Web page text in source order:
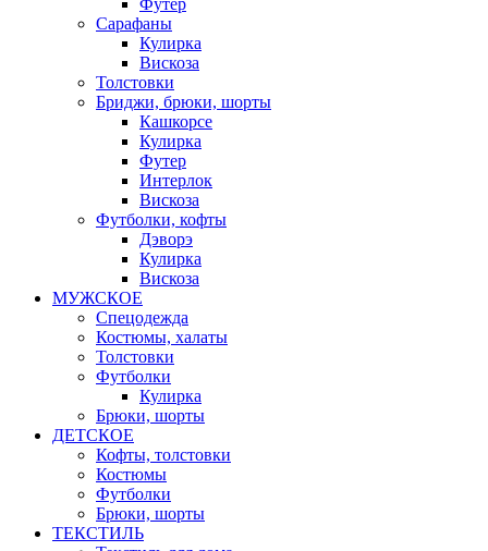
Футер
Сарафаны
Кулирка
Вискоза
Толстовки
Бриджи, брюки, шорты
Кашкорсе
Кулирка
Футер
Интерлок
Вискоза
Футболки, кофты
Дэворэ
Кулирка
Вискоза
МУЖСКОЕ
Спецодежда
Костюмы, халаты
Толстовки
Футболки
Кулирка
Брюки, шорты
ДЕТСКОЕ
Кофты, толстовки
Костюмы
Футболки
Брюки, шорты
ТЕКСТИЛЬ